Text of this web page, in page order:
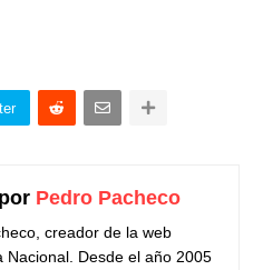
Pedro Pacheco
creador de la web
Nacional. Desde el año 2005